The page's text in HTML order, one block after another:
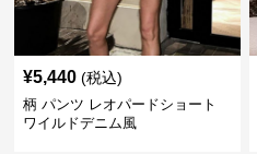
¥5,440 (税込)
柄 パンツ レオパードショート
ワイルドデニム風